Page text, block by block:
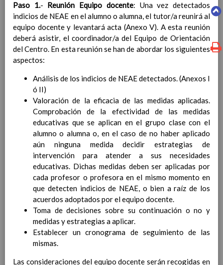
La entrada en vigor del Real Decreto 126/2014, de 28 de
febrero, por el que se establece el currículo básico de la
Educación Primaria, se ha hecho necesario la revisión y
adecuación de nuestro Plan de Centro a esta normativa, el cual
usted podrá consultar desde este sitio web.
IntroducciÃ³n
AnÃ¡lisis del Contexto
Proyecto Educativo
Marco Normativo
Objetivos propios para la mejora del rendimiento
escolar
LÃ­neas generales de actuaciÃ³n pedagÃ³gica
CoordinaciÃ³n y concreciÃ³n de los contenidos
curriculares, asÃ­ como el tratamiento transversal
en las Ã¡reas de la educaciÃ³n en valores y otras
enseÃ±anzas
EducaciÃ³n Infantil (Segundo Ciclo)
Objetivos generales 15 noviembre 2019
Paso 1.- Reunión Equipo docente: Una vez detectados
indicios de NEAE en el alumno o alumna, el tutor/a reunirá al
equipo docente y levantará acta (Anexo V). A esta reunión
deberá asistir, el coordinador/a del Equipo de Orientación
del Centro. En esta reunión se han de abordar los siguientes
aspectos:
Análisis de los indicios de NEAE detectados. (Anexos I
ó II)
Valoración de la eficacia de las medidas aplicadas.
Comprobación de la efectividad de las medidas
educativas que se aplican en el grupo clase con el
alumno o alumna o, en el caso de no haber aplicado
aún ninguna medida decidir estrategias de
intervención para atender a sus necesidades
educativas. Dichas medidas deben ser aplicadas por
cada profesor o profesora en el mismo momento en
que detecten indicios de NEAE, o bien a raíz de los
acuerdos adoptados por el equipo docente.
Toma de decisiones sobre su continuación o no y
medidas y estrategias a aplicar.
Establecer un cronograma de seguimiento de las
mismas.
Las consideraciones del equipo docente serán recogidas en